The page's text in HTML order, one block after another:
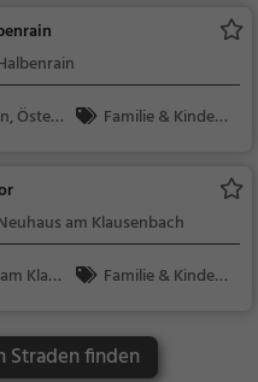
Österr
Familie & Kinder,
am Klausenbach
Klaus
Familie & Kinder,
finden